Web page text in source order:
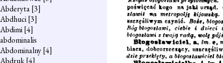
Abderyta[3]
Abdhuci[3]
Abdimi[4]
abdominalis
Abdominalny[4]
Abdruk[4]